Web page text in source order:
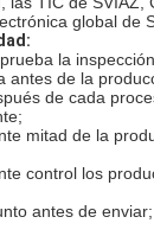
los medios de la
la fibra de Ethernet
de la
del P.M. y del
global de
la
antes de la
de cada
mitad de la
control los
antes de enviar;